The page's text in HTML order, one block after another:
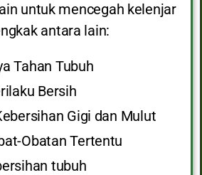
untuk mencegah kelenjar
antara lain:
Tahan Tubuh
Bersih
Gigi dan Mulut
Obatan Tertentu
tubuh